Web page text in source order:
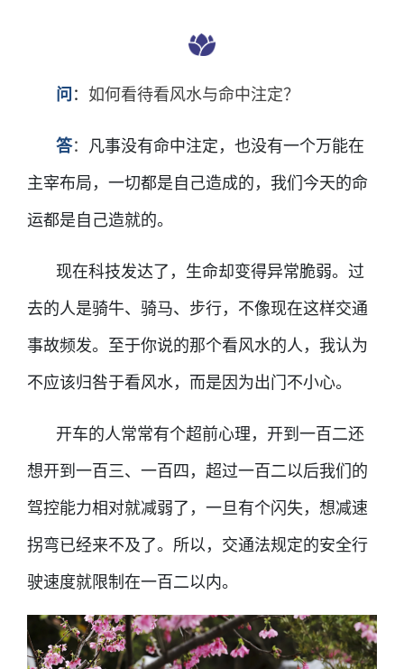
问： 如何看待看风水与命中注定？
答： 凡事没有命中注定，也没有一个万能在
主宰布局，一切都是自己造成的，我们今天的命
运都是自己造就的。
现在科技发达了，生命却变得异常脆弱。过
去的人是骑牛、骑马、步行，不像现在这样交通
事故频发。至于你说的那个看风水的人，我认为
不应该归咎于看风水，而是因为出门不小心。
开车的人常常有个超前心理，开到一百二还
想开到一百三、一百四，超过一百二以后我们的
驾控能力相对就减弱了，一旦有个闪失，想减速
拐弯已经来不及了。所以，交通法规定的安全行
驶速度就限制在一百二以内。